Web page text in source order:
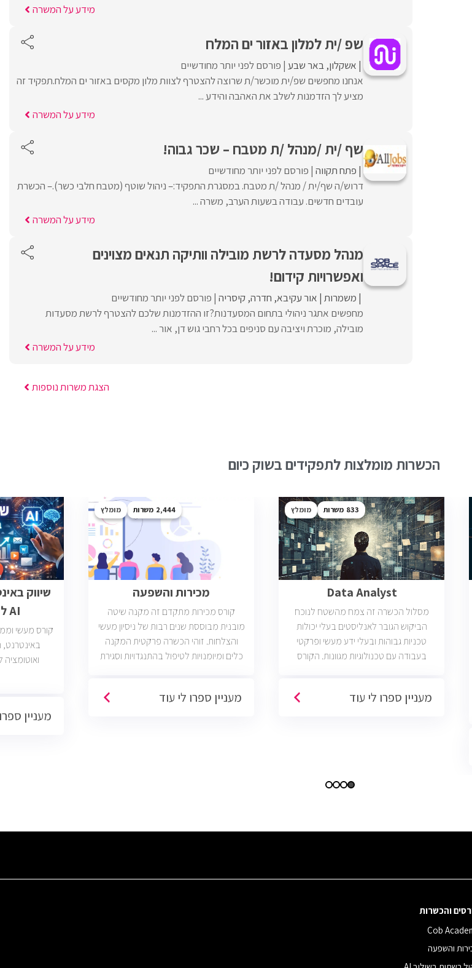
מידע על המשרה
שפ /ית למלון באזור ים המלח
אשקלון באר שבע פורסם לפני יותר מחודשיים
אנחנו מחפשים שפ/ית מוכשר/ת שרוצה להצטרף לצוות מלון מקסים באזור ים המלח.תפקיד זה
מציע לך הזדמנות לשלב את האהבה והידע ...
מידע על המשרה
שף /ית /מנהל /ת מטבח – שכר גבוה!
פתח תקווה פורסם לפני יותר מחודשיים
דרוש/ה שף/ית / מנהל /ת מטבח. במסגרת התפקיד:– ניהול שוטף (מטבח חלבי כשר).– הכשרת
עובדים חדשים. עבודה בשעות הערב, משרה ...
מידע על המשרה
מנהל מסעדה לרשת מובילה וותיקה תנאים מצוינים
ואפשרויות קידום!
משמרות אור עקיבא חדרה קיסריה פורסם לפני יותר מחודשיים
מחפשים אתגר ניהולי בתחום המסעדנות?זו ההזדמנות שלכם להצטרף לרשת מסעדות
מובילה, מוכרת ויציבה עם סניפים בכל רחבי גוש דן, אור ...
מידע על המשרה
הצגת משרות נוספות
הכשרות מומלצות לתפקידים בשוק כיום
833 מומלץ
Data Analyst
מסלול הכשרה זה צמח מהשטח לנוכח
הביקוש הגובר לאנליסטים בעלי יכולות
טכניות גבוהות ובעלי ידע מעשי ופרקטי
בעבודה עם טכנולוגיות מגוונות. הקורס
פתוחות בשוק והתפקיד מתאים לעבודה
מעניין ספרו לי עוד
2,444 מומלץ
מכירות והשפעה
קורס מכירות מתקדם זה מקנה שיטה
מובנית מבוססת שנים רבות של ניסיון מעשי
והצלחות. זוהי הכשרה פרקטית המקנה
כלים ומיומנויות לטיפול בהתנגדויות וסגירת
הסוגים והגדלים (מכירות טלפוניות,
מעניין ספרו לי עוד
שיווק
AI לבעלי עסקים
קורס מעשי
ואוטומציה
מעניין
והכשרות
Cob
והשפעה